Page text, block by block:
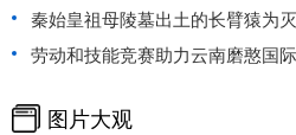
秦始皇祖母陵墓出土的长臂猿为
劳动和技能竞赛助力云南磨憨国
图片大观